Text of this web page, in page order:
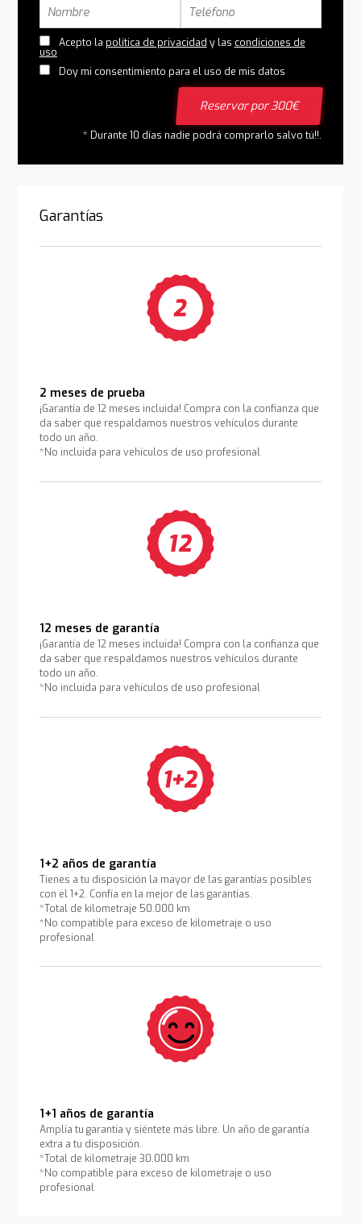
Acepto la política de privacidad y las condiciones de
uso
Doy mi consentimiento para el uso de mis datos
Reservar por 300€
* Durante 10 días nadie podrá comprarlo salvo tú!!.
Garantías
2 meses de prueba
¡Garantía de 12 meses incluida! Compra con la confianza que
da saber que respaldamos nuestros vehículos durante
todo un año.
*No incluida para vehículos de uso profesional
12 meses de garantía
¡Garantía de 12 meses incluida! Compra con la confianza que
da saber que respaldamos nuestros vehículos durante
todo un año.
*No incluida para vehículos de uso profesional
1+2 años de garantía
Tienes a tu disposición la mayor de las garantías posibles
con el 1+2. Confía en la mejor de las garantías.
*Total de kilometraje 50.000 km
*No compatible para exceso de kilometraje o uso
profesional
1+1 años de garantía
Amplía tu garantía y siéntete más libre. Un año de garantía
extra a tu disposición.
*Total de kilometraje 30.000 km
*No compatible para exceso de kilometraje o uso
profesional